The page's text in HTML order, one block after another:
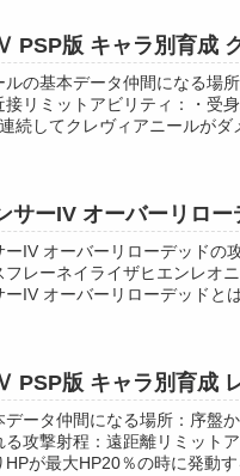
PSP版 キャラ別育成
ルの基本データ仲間になる場
接リミットアビリティ：・受
続してクレヴィアニールがダ
サーIV オーバーリロー
ーIV オーバーリローデッドの
フレーネイライザヒエンレオ
ーIV オーバーリローデッドと
PSP版 キャラ別育成
データ仲間になる場所：序盤
る攻撃射程：遠距離リミット
HPが最大HP20％の時に発動